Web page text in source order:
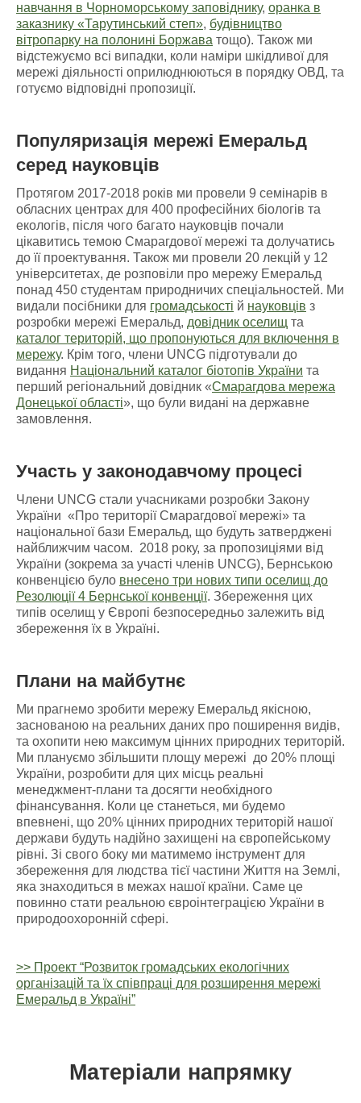
навчання в Чорноморському заповіднику, оранка в
заказнику «Тарутинський степ», будівництво
вітропарку на полонині Боржава тощо). Також ми
відстежуємо всі випадки, коли наміри шкідливої для
мережі діяльності оприлюднюються в порядку ОВД, та
готуємо відповідні пропозиції.
Популяризація мережі Емеральд
серед науковців
Протягом 2017-2018 років ми провели 9 семінарів в
обласних центрах для 400 професійних біологів та
екологів, після чого багато науковців почали
цікавитись темою Смарагдової мережі та долучатись
до її проектування. Також ми провели 20 лекцій у 12
університетах, де розповіли про мережу Емеральд
понад 450 студентам природничих спеціальностей. Ми
видали посібники для громадськості й науковців з
розробки мережі Емеральд, довідник оселищ та
каталог територій, що пропонуються для включення в
мережу. Крім того, члени UNCG підготували до
видання Національний каталог біотопів України та
перший регіональний довідник «Смарагдова мережа
Донецької області», що були видані на державне
замовлення.
Участь у законодавчому процесі
Члени UNCG стали учасниками розробки Закону
України «Про території Смарагдової мережі» та
національної бази Емеральд, що будуть затверджені
найближчим часом. 2018 року, за пропозиціями від
України (зокрема за участі членів UNCG), Бернською
конвенцією було внесено три нових типи оселищ до
Резолюції 4 Бернської конвенції. Збереження цих
типів оселищ у Європі безпосередньо залежить від
збереження їх в Україні.
Плани на майбутнє
Ми прагнемо зробити мережу Емеральд якісною,
заснованою на реальних даних про поширення видів,
та охопити нею максимум цінних природних територій.
Ми плануємо збільшити площу мережі до 20% площі
України, розробити для цих місць реальні
менеджмент-плани та досягти необхідного
фінансування. Коли це станеться, ми будемо
впевнені, що 20% цінних природних територій нашої
держави будуть надійно захищені на європейському
рівні. Зі свого боку ми матимемо інструмент для
збереження для людства тієї частини Життя на Землі,
яка знаходиться в межах нашої країни. Саме це
повинно стати реальною євроінтеграцією України в
природоохоронній сфері.
>> Проект “Розвиток громадських екологічних
організацій та їх співпраці для розширення мережі
Емеральд в Україні”
Матеріали напрямку